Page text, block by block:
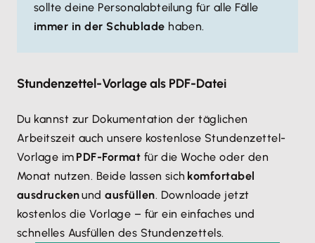
sollte deine Personalabteilung für alle Fälle
immer in der Schublade haben.
Stundenzettel-Vorlage als PDF-Datei
Du kannst zur Dokumentation der täglichen
Arbeitszeit auch unsere kostenlose Stundenzettel-
Vorlage im PDF-Format für die Woche oder den
Monat nutzen. Beide lassen sich komfortabel
ausdruckenundausfüllen. Downloade jetzt
kostenlos die Vorlage – für ein einfaches und
schnelles Ausfüllen des Stundenzettels.